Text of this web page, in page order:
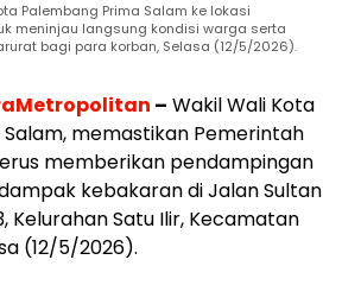
Palembang Prima Salam ke lokasi
meninjau langsung kondisi warga serta
bagi para korban, Selasa (12/5/2026).
– Wakil Wali Kota
memastikan Pemerintah
memberikan pendampingan
kebakaran di Jalan Sultan
Kelurahan Satu Ilir, Kecamatan
(12/5/2026).